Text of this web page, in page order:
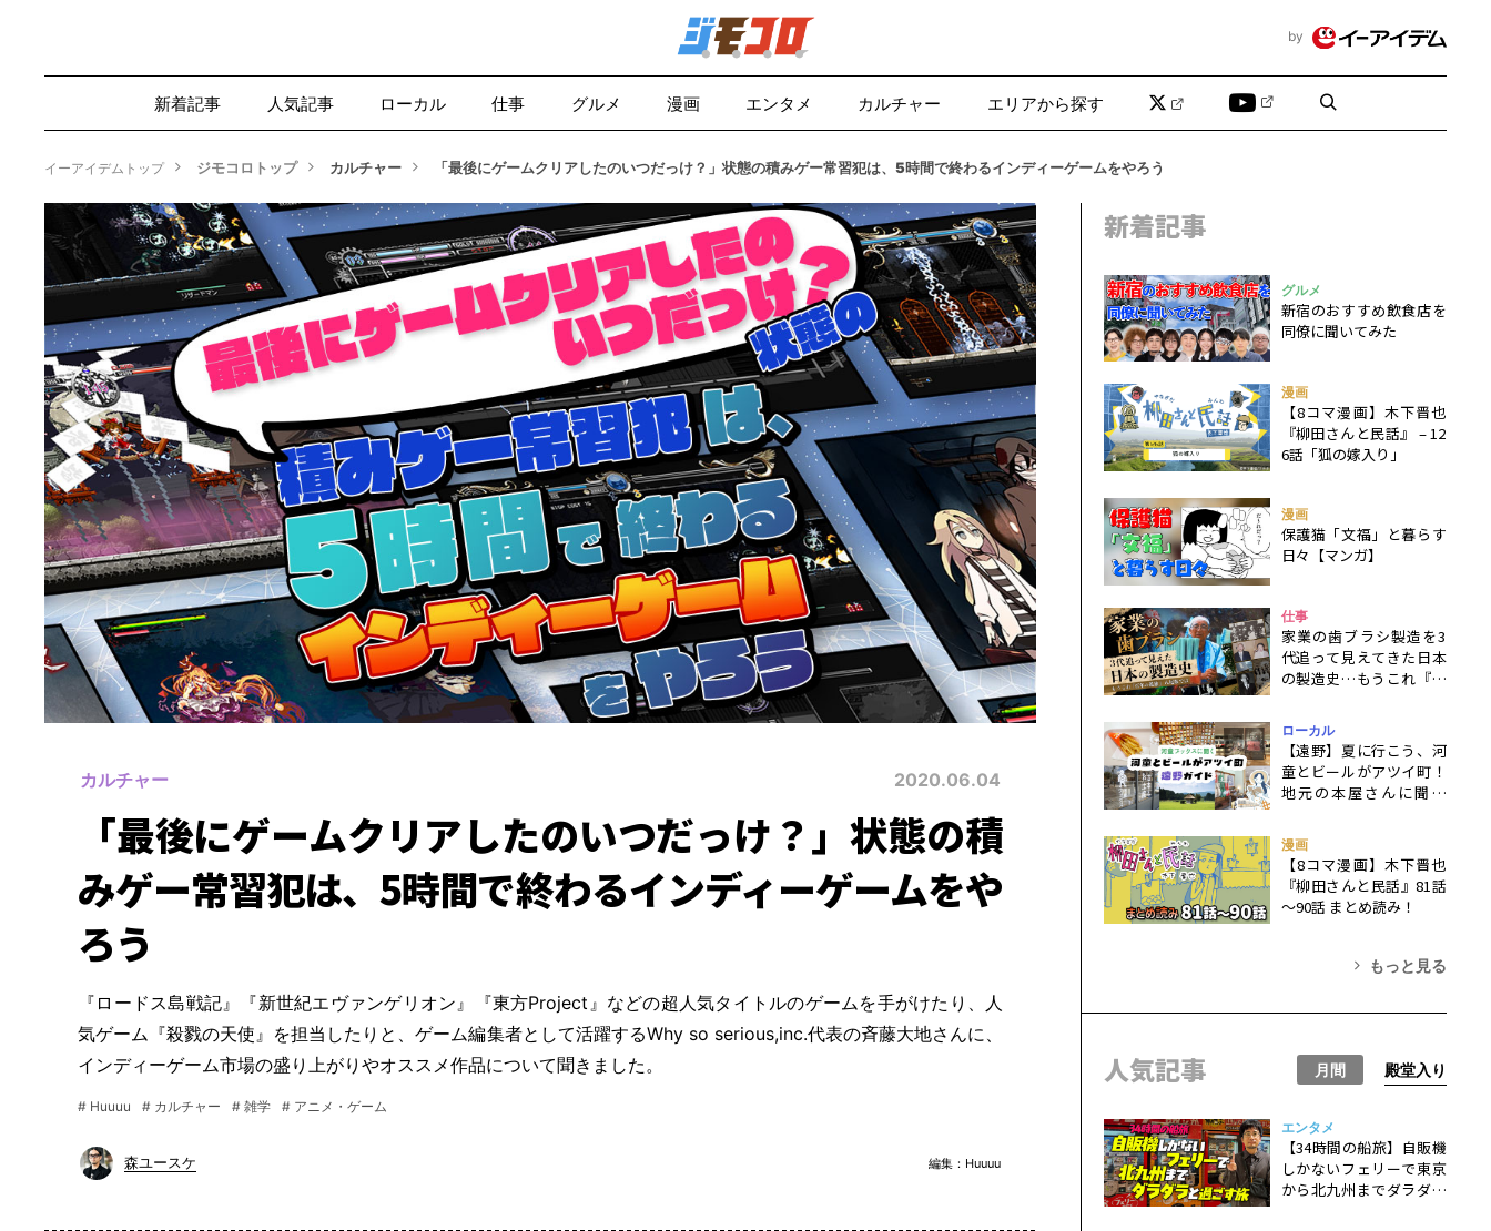
by
新着記事 人気記事 ローカル 仕事 グルメ 漫画 エンタメ カルチャー エリアから探す
イーアイデムトップ ジモコロトップ カルチャー 「最後にゲームクリアしたのいつだっけ？」状態の積みゲー常習犯は、5時間で終わるインディーゲームをやろう
カルチャー 2020.06.04
「最後にゲームクリアしたのいつだっけ？」状態の積
みゲー常習犯は、5時間で終わるインディーゲームをや
ろう
『ロードス島戦記』『新世紀エヴァンゲリオン』『東方Project』などの超人気タイトルのゲームを手がけたり、人
気ゲーム『殺戮の天使』を担当したりと、ゲーム編集者として活躍するWhy so serious,inc.代表の斉藤大地さんに、
インディーゲーム市場の盛り上がりやオススメ作品について聞きました。
# Huuuu # カルチャー # 雑学 # アニメ・ゲーム
森ユースケ 編集： Huuuu
新着記事
グルメ
新宿のおすすめ飲食店を
同僚に聞いてみた
漫画
【8コマ漫画】木下晋也
『柳田さんと民話』 – 12
6話「狐の嫁入り」
漫画
保護猫「文福」と暮らす
日々【マンガ】
仕事
家業の歯ブラシ製造を3
代追って見えてきた日本
の製造史…もうこれ『百
ローカル
【遠野】夏に行こう、河
童とビールがアツイ町！
地元の本屋さんに聞く
行ガイド
漫画
【8コマ漫画】木下晋也
『柳田さんと民話』81話
～90話 まとめ読み！
もっと見る
人気記事 月間 殿堂入り
エンタメ
【34時間の船旅】自販機
しかないフェリーで東京
から北九州までダラダラ